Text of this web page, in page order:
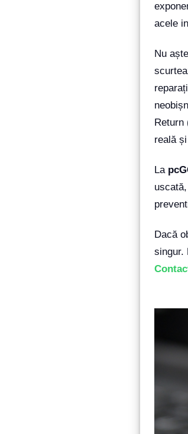
acele
Nu
Return
reală
La
Dacă
singur.